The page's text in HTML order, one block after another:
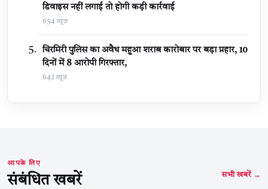
डिवाइस नहीं लगाई तो होगी कड़ी कार्रवाई
654 व्यूज़
चिरमिरी पुलिस का अवैध महुआ शराब कारोबार पर बड़ा प्रहार, 10
दिनों में 8 आरोपी गिरफ्तार,
642 व्यूज़
आपके लिए
संबंधित खबरें सभी खबरें →